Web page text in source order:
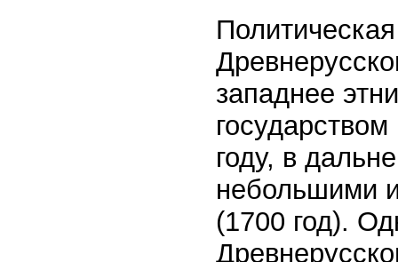
западнее
году, в
небольшими
(1700 год).